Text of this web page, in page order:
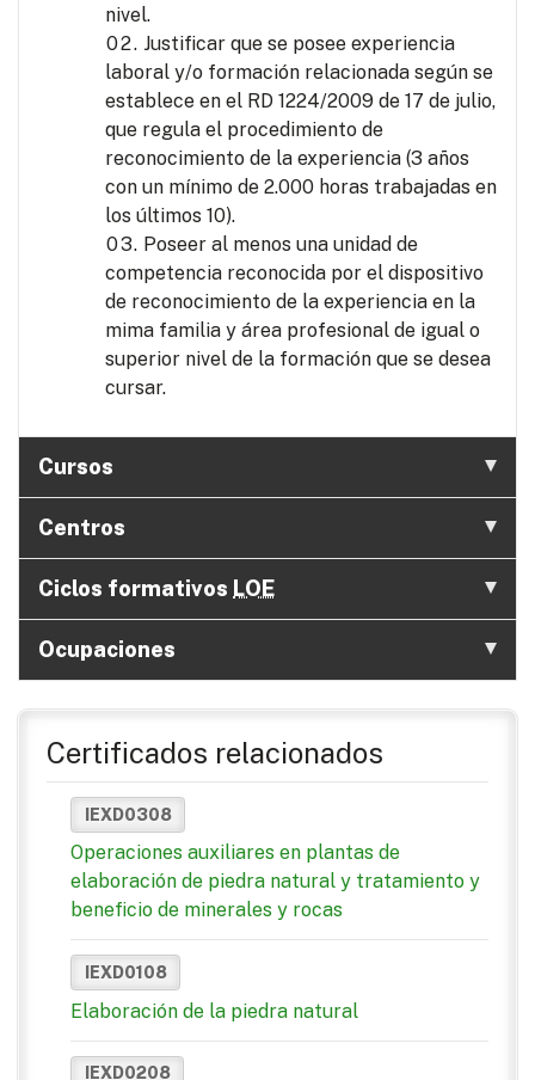
nivel.
Justificar que se posee experiencia
laboral y/o formación relacionada según se
establece en el RD 1224/2009 de 17 de julio,
que regula el procedimiento de
reconocimiento de la experiencia (3 años
con un mínimo de 2.000 horas trabajadas en
los últimos 10).
Poseer al menos una unidad de
competencia reconocida por el dispositivo
de reconocimiento de la experiencia en la
mima familia y área profesional de igual o
superior nivel de la formación que se desea
cursar.
Cursos
Centros
Ciclos formativos LOE
Ocupaciones
Certificados relacionados
IEXD0308
Operaciones auxiliares en plantas de
elaboración de piedra natural y tratamiento y
beneficio de minerales y rocas
IEXD0108
Elaboración de la piedra natural
IEXD0208